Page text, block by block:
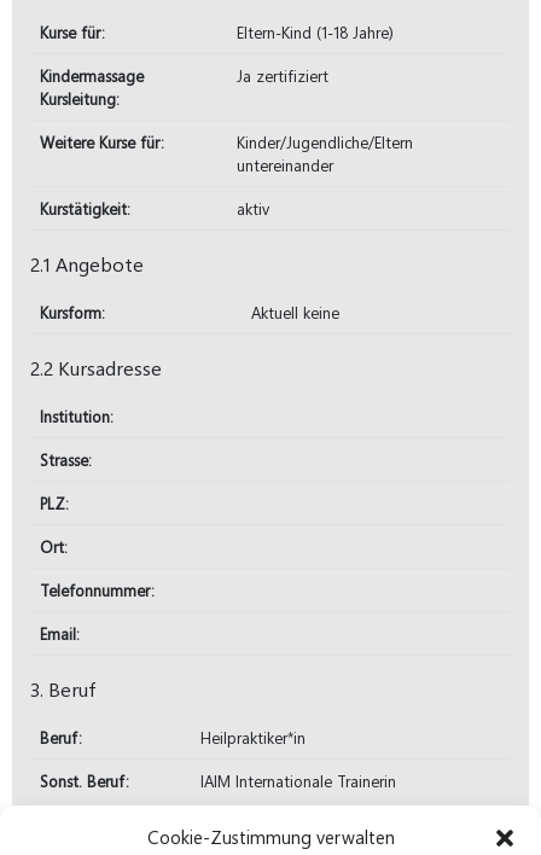
Cookie-Zustimmung verwalten
Kurse für: Eltern-Kind (1-18 Jahre)
Kindermassage
Kursleitung:
Ja zertifiziert
Weitere Kurse für:
Kinder/Jugendliche/Eltern
untereinander
Kurstätigkeit: aktiv
2.1 Angebote
Kursform: Aktuell keine
2.2 Kursadresse
Institution:
Strasse:
PLZ:
Ort:
Telefonnummer:
Email:
3. Beruf
Beruf: Heilpraktiker*in
Sonst. Beruf: IAIM Internationale Trainerin
4. Oualifikation